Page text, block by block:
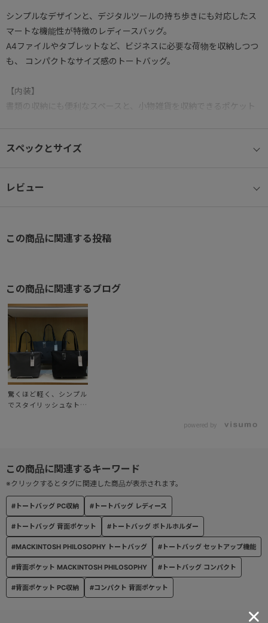
シンプルなデザインと、デジタルツールの持ち歩きにも対応したス
マートな機能性が特徴のレディースバッグ。
A4ファイルやタブレットなど、ビジネスに必要な荷物を収納しつつ
も、 コンパクトなサイズ感のトートバッグ。
【内装】
書類の収納にも便利なスペースと、小物雑貨を収納できるポケット
11.0インチタブレット収納可能（参考収納寸法 W26×H20×D1㎝）
ペットボトルや折りたたみ傘等が収納可能なボトルホルダーつき
スーツケースなどのプルドライブハンドルに固定し、走行時にバッ
シンプルなデザインながら、多機能なお仕事バッグです。
スペックとサイズ
レビュー
#トートバッグ PC収納 #トートバッグ レディース
#トートバッグ 背面ポケット #トートバッグ ボトルホルダー
#MACKINTOSH PHILOSOPHY トートバッグ #トートバッグ セットアップ機能
#背面ポケット MACKINTOSH PHILOSOPHY #トートバッグ コンパクト
#背面ポケット PC収納 #コンパクト 背面ポケット
※クリックするとタグに関連した商品が表示されます。
この商品に関連する投稿
この商品に関連するブログ
驚くほど軽く、シンプル
でスタイリッシュなトー
powered by